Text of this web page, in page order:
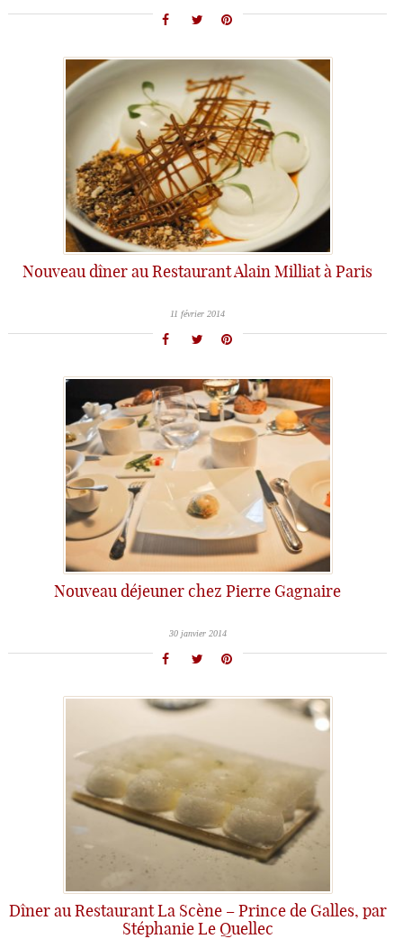
Nouveau dîner au Restaurant Alain Milliat à Paris
11 février 2014
Nouveau déjeuner chez Pierre Gagnaire
30 janvier 2014
Dîner au Restaurant La Scène – Prince de Galles, par
Stéphanie Le Quellec